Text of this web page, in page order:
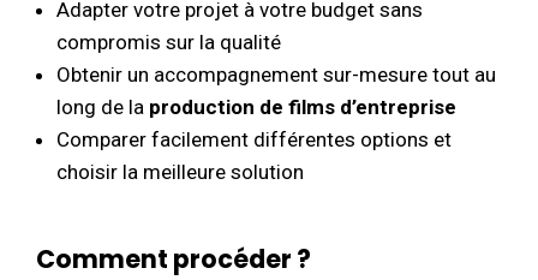
Adapter votre projet à votre budget sans
compromis sur la qualité
Obtenir un accompagnement sur-mesure tout au
long de la production de films d’entreprise
Comparer facilement différentes options et
choisir la meilleure solution
Comment procéder ?